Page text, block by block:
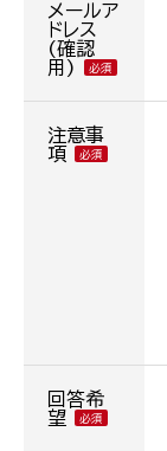
メールア
ドレス
(確認
用)
注意事
項
回答希
望